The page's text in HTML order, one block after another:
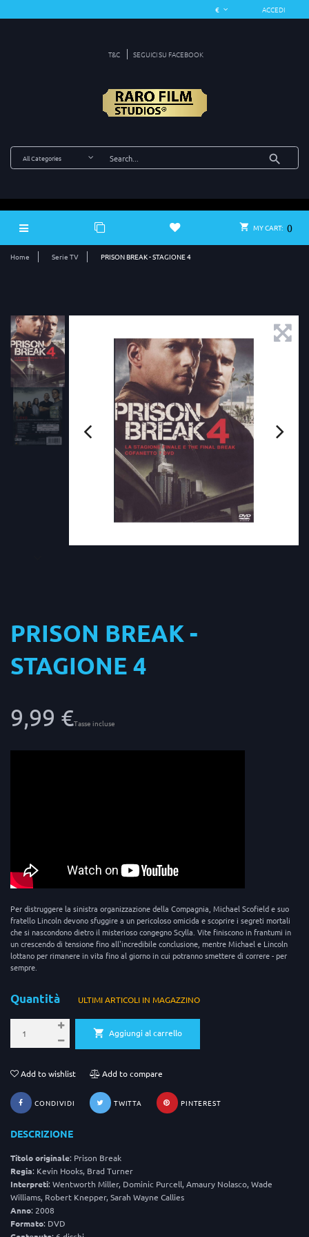
ACCEDI
T&C SEGUICI SU FACEBOOK
MY CART: 0
Home Serie TV PRISON BREAK - STAGIONE 4
PRISON BREAK -
STAGIONE 4
9,99 €Tasse incluse
Per distruggere la sinistra organizzazione della Compagnia, Michael Scofield e suo
fratello Lincoln devono sfuggire a un pericoloso omicida e scoprire i segreti mortali
che si nascondono dietro il misterioso congegno Scylla. Vite finiscono in frantumi in
un crescendo di tensione fino all'incredibile conclusione, mentre Michael e Lincoln
lottano per rimanere in vita fino al giorno in cui potranno smettere di correre - per
sempre.
Quantità ULTIMI ARTICOLI IN MAGAZZINO
Aggiungi al carrello
Add to wishlist Add to compare
CONDIVIDI TWITTA PINTEREST
DESCRIZIONE
Titolo originale: Prison Break
Regia: Kevin Hooks, Brad Turner
Interpreti: Wentworth Miller, Dominic Purcell, Amaury Nolasco, Wade
Williams, Robert Knepper, Sarah Wayne Callies
Anno: 2008
Formato: DVD